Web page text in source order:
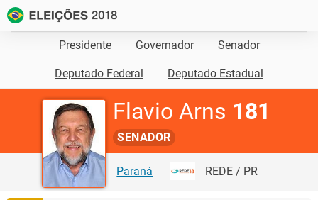
Presidente Governador Senador
Deputado Federal Deputado Estadual
Flavio Arns 181
SENADOR
Paraná REDE / PR